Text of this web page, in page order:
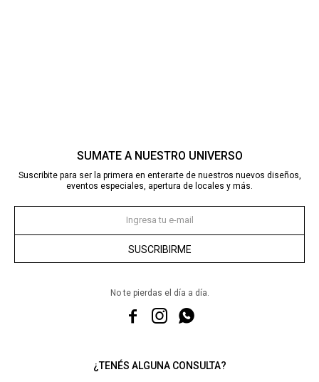
¿TENÉS ALGUNA CONSULTA?
SUMATE A NUESTRO UNIVERSO
Suscribite para ser la primera en enterarte de nuestros nuevos diseños,
eventos especiales, apertura de locales y más.
SUSCRIBIRME
No te pierdas el día a día.
  